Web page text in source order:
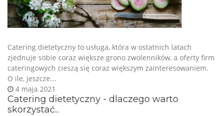
Catering dietetyczny - dlaczego warto
skorzystać...
4 maja 2021
Catering dietetyczny to usługa, która w ostatnich latach
zjednuje sobie coraz większe grono zwolenników, a oferty firm
cateringowych cieszą się coraz większym zainteresowaniem.
O ile, jeszcze...